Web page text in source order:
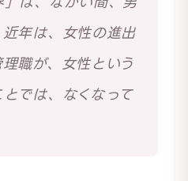
年は、女性の進出
職が、女性という
では、なくなって